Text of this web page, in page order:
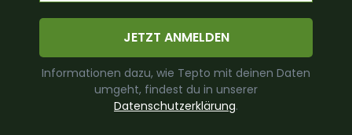
JETZT ANMELDEN
Informationen dazu, wie Tepto mit deinen Daten
umgeht, findest du in unserer
Datenschutzerklärung.